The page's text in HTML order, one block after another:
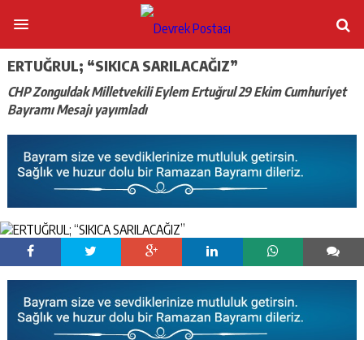
ERTUĞRUL; “SIKICA SARILACAĞIZ”
CHP Zonguldak Milletvekili Eylem Ertuğrul 29 Ekim Cumhuriyet
Bayramı Mesajı yayımladı